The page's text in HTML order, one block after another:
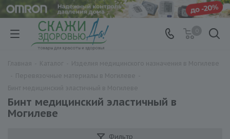
Бинт медицинский эластичный в
Могилеве
Фильтр